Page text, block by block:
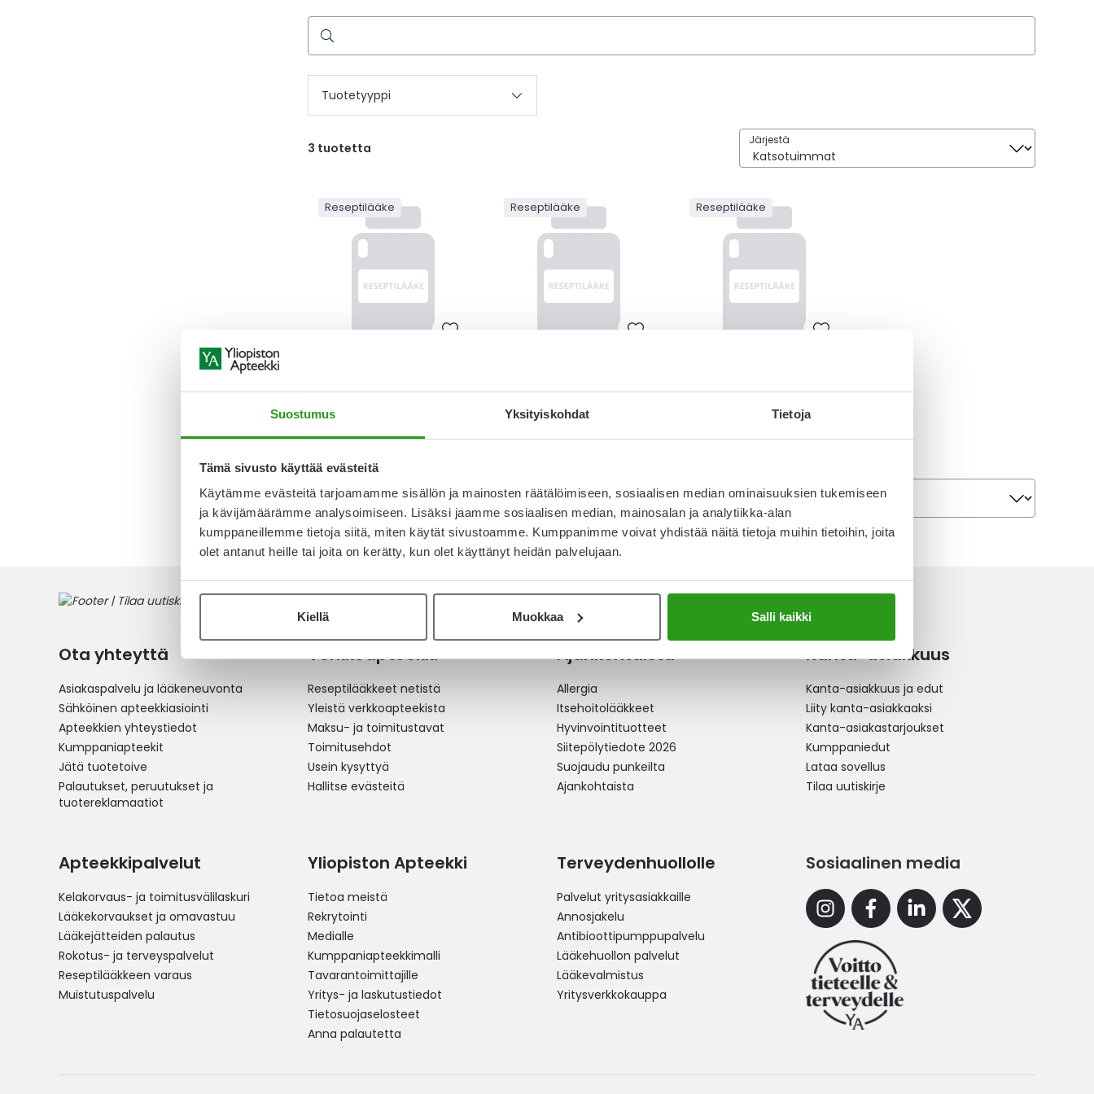
Suostumus Yksityiskohdat Tietoja
Tämä sivusto käyttää evästeitä
Käytämme evästeitä tarjoamamme sisällön ja mainosten räätälöimiseen, sosiaalisen median ominaisuuksien tukemiseen
ja kävijämäärämme analysoimiseen. Lisäksi jaamme sosiaalisen median, mainosalan ja analytiikka-alan
kumppaneillemme tietoja siitä, miten käytät sivustoamme. Kumppanimme voivat yhdistää näitä tietoja muihin tietoihin, joita
olet antanut heille tai joita on kerätty, kun olet käyttänyt heidän palvelujaan.
Kiellä Muokkaa Salli kaikki
Hae
reseptilääkettä
Tuotetyyppi
3 tuotetta
Järjestä
Järjestä
Reseptilääke
100 FOL
Reseptilääke
FOL
Reseptilääke
FOL
3tuotetta
Järjestä
Järjestä
Ota yhteyttä
Asiakaspalvelu ja lääkeneuvonta
Sähköinen apteekkiasiointi
Apteekkien yhteystiedot
Kumppaniapteekit
Jätä tuotetoive
Palautukset, peruutukset ja
tuotereklamaatiot
Verkkoapteekki
Reseptilääkkeet netistä
Yleistä verkkoapteekista
Maksu- ja toimitustavat
Toimitusehdot
Usein kysyttyä
Hallitse evästeitä
Ajankohtaista
Allergia
Itsehoitolääkkeet
Hyvinvointituotteet
Siitepölytiedote 2026
Suojaudu punkeilta
Ajankohtaista
Kanta-asiakkuus
Kanta-asiakkuus ja edut
Liity kanta-asiakkaaksi
Kanta-asiakastarjoukset
Kumppaniedut
Lataa sovellus
Tilaa uutiskirje
Apteekkipalvelut
Kelakorvaus- ja toimitusvälilaskuri
Lääkekorvaukset ja omavastuu
Lääkejätteiden palautus
Rokotus- ja terveyspalvelut
Reseptilääkkeen varaus
Muistutuspalvelu
Yliopiston Apteekki
Tietoa meistä
Rekrytointi
Medialle
Kumppaniapteekkimalli
Tavarantoimittajille
Yritys- ja laskutustiedot
Tietosuojaselosteet
Anna palautetta
Terveydenhuollolle
Palvelut yritysasiakkaille
Annosjakelu
Antibioottipumppupalvelu
Lääkehuollon palvelut
Lääkevalmistus
Yritysverkkokauppa
Sosiaalinen media
InstagramFacebookLinkedinX